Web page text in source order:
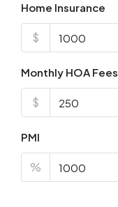
Home Insurance
$
Monthly HOA Fees
$
PMI
%